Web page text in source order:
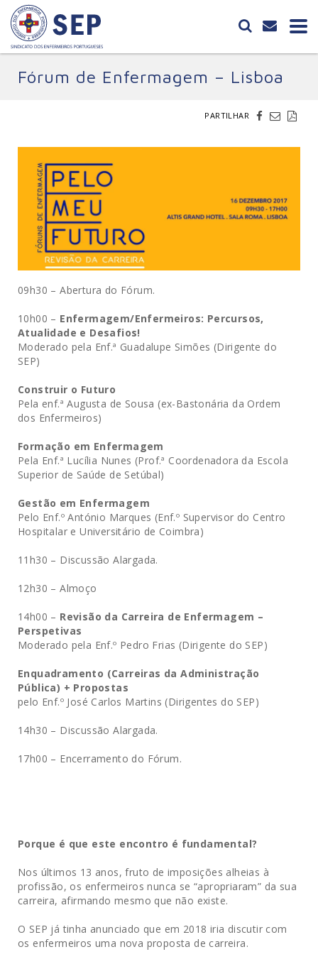
Fórum de Enfermagem – Lisboa
PARTILHAR
09h30 – Abertura do Fórum.
10h00 – Enfermagem/Enfermeiros: Percursos,
Atualidade e Desafios!
Moderado pela Enf.ª Guadalupe Simões (Dirigente do
SEP)
Construir o Futuro
Pela enf.ª Augusta de Sousa (ex-Bastonária da Ordem
dos Enfermeiros)
Formação em Enfermagem
Pela Enf.ª Lucília Nunes (Prof.ª Coordenadora da Escola
Superior de Saúde de Setúbal)
Gestão em Enfermagem
Pelo Enf.º António Marques (Enf.º Supervisor do Centro
Hospitalar e Universitário de Coimbra)
11h30 – Discussão Alargada.
12h30 – Almoço
14h00 – Revisão da Carreira de Enfermagem –
Perspetivas
Moderado pela Enf.º Pedro Frias (Dirigente do SEP)
Enquadramento (Carreiras da Administração
Pública) + Propostas
pelo Enf.º José Carlos Martins (Dirigentes do SEP)
14h30 – Discussão Alargada.
17h00 – Encerramento do Fórum.
Porque é que este encontro é fundamental?
Nos últimos 13 anos, fruto de imposições alheias à
profissão, os enfermeiros nunca se “apropriaram” da sua
carreira, afirmando mesmo que não existe.
O SEP já tinha anunciado que em 2018 iria discutir com
os enfermeiros uma nova proposta de carreira.